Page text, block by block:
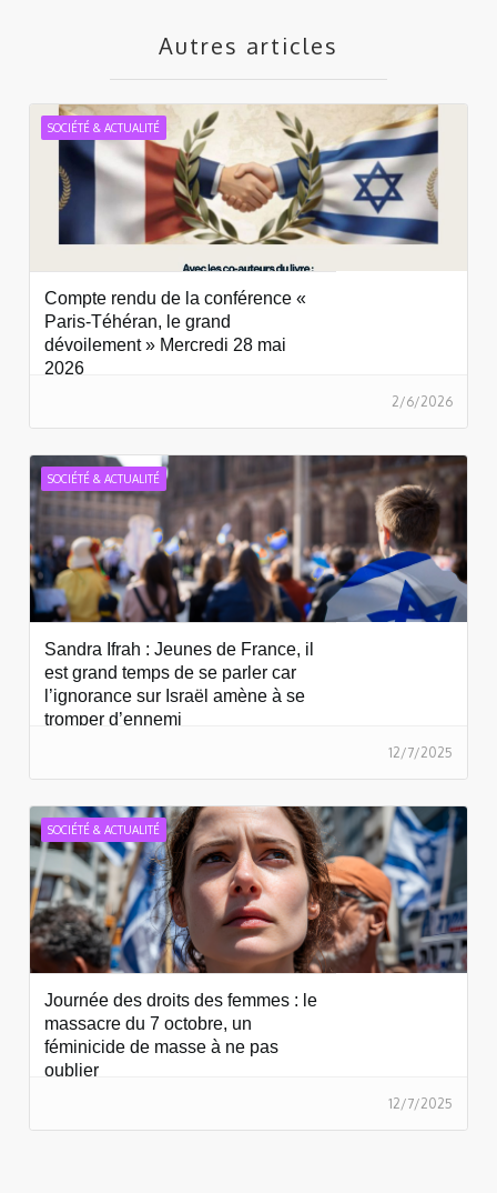
Autres articles
SOCIÉTÉ & ACTUALITÉ
Compte rendu de la conférence «
Paris-Téhéran, le grand
dévoilement » Mercredi 28 mai
2026
2/6/2026
SOCIÉTÉ & ACTUALITÉ
Sandra Ifrah : Jeunes de France, il
est grand temps de se parler car
l’ignorance sur Israël amène à se
tromper d’ennemi
12/7/2025
SOCIÉTÉ & ACTUALITÉ
Journée des droits des femmes : le
massacre du 7 octobre, un
féminicide de masse à ne pas
oublier
12/7/2025